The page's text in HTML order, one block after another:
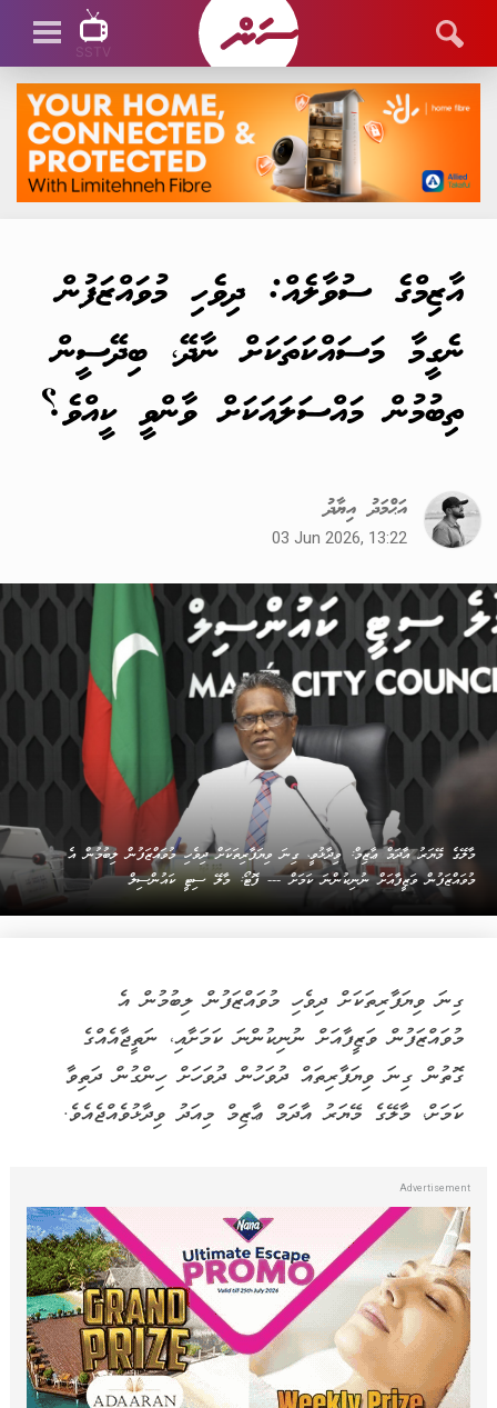
SSTV
SSTV LIVE
އާޒިމްގެ ސުވާލެއް: ދިވެހި މުވައްޒަފުން
ނެގީމާ މަސައްކަތަކަށް ނާދޭ، ބިދޭސީން
ތިބުމުން މައްސަލައަކަށް ވާންވީ ކީއްވެ؟
އަޙްމަދު އިޔާދު
03 Jun 2026, 13:22
މާލޭގެ މޭޔަރު އާދަމް ޢާޒިމް: ވިދާޅުވީ، ގިނަ ވިޔަފާރިތަކަށް ދިވެހި މުވައްޒަފުން ލިބުމުން އެ
މުވައްޒަފުން ވަޒީފާއަށް ނުނިކުންނަ ކަމަށް --- ފޮޓޯ: މާލޭ ސިޓީ ކައުންސިލް
ގިނަ ވިޔަފާރިތަކަށް ދިވެހި މުވައްޒަފުން ލިބުމުން އެ
މުވައްޒަފުން ވަޒީފާއަށް ނުނިކުންނަ ކަމަށާއި، ނަތީޖާއެއްގެ
ގޮތުން ގިނަ ވިޔަފާރިތައް ދުވަހުން ދުވަހަށް ހިންގުން ދަތިވާ
ކަމަށް، މާލޭގެ މޭޔަރު އާދަމް ޢާޒިމް މިއަދު ވިދާޅުވެއްޖެއެވެ.